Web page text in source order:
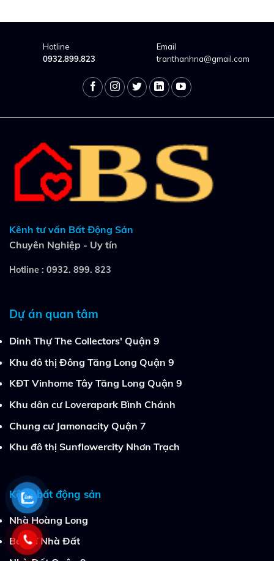
Hotline
0932.899.823
Email
tranthanhna@gmail.com
Kênh tư vấn Bất Động Sản
Chuyên Nghiệp - Uy tín
Hotline : 0932. 899. 823
Dự án quan tâm
Dinh Thự The Collectors' Quận 9
Khu đô thị Đông Tăng Long Quận 9
KĐT Vinhome Tây Tăng Long Quận 9
Khu dân cư Loverapark Bình Chánh
Chung cư Jamonacity Quận 7
Khu đô thị Sunflowercity Nhơn Trạch
Kênh bất động sản
Nhà Hoàng Long
Bác Sĩ Nhà Đất